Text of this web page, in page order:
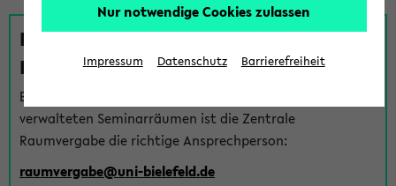
Fragen zu im eKVV verwalteten
Räumen
Bei Fragen zur Vergabe von Hörsälen und vom eKVV
verwalteten Seminarräumen ist die Zentrale
Raumvergabe die richtige Ansprechperson:
raumvergabe@uni-bielefeld.de
Nur notwendige Cookies zulassen
Impressum Datenschutz Barrierefreiheit